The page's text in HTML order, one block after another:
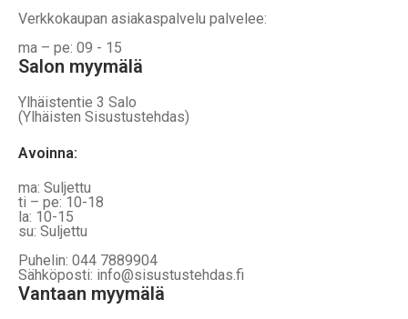
Verkkokaupan asiakaspalvelu palvelee:
ma – pe: 09 - 15
Salon myymälä
Ylhäistentie 3 Salo
(Ylhäisten Sisustustehdas)
Avoinna:
ma: Suljettu
ti – pe: 10-18
la: 10-15
su: Suljettu
Puhelin: 044 7889904
Sähköposti: info@sisustustehdas.fi
Vantaan myymälä